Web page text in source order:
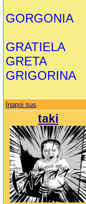
GORGONIA
GRATIELA
GRETA
GRIGORINA
Inapoi sus
taki